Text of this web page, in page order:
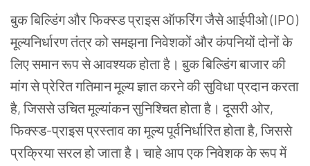
बुकबिल्डिंगऔरफिक्स्डप्राइसऑफरिंगजैसेआईपीओ(IPO)
मूल्यनिर्धारणतंत्रकोसमझनानिवेशकोंऔरकंपनियोंदोनोंके
लिएसमानरूपसेआवश्यकहोताहै। बुकबिल्डिंगबाजारकी
मांगसेप्रेरितगतिमानमूल्यज्ञातकरनेकीसुविधाप्रदानकरता
है,जिससेउचितमूल्यांकनसुनिश्चितहोताहै। दूसरीओर,
फिक्स्ड-प्राइसप्रस्तावकामूल्यपूर्वनिर्धारितहोताहै,जिससे
प्रक्रियासरलहोजाताहै। चाहेआपएकनिवेशककेरूपमें